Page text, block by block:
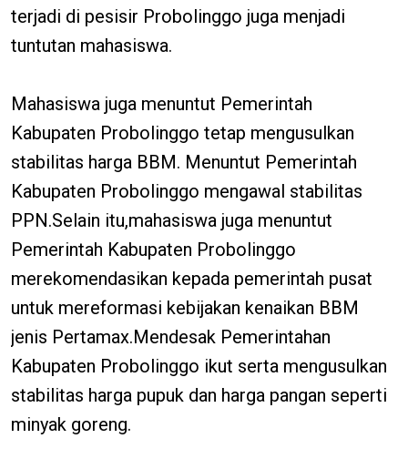
terjadi di pesisir Probolinggo juga menjadi
tuntutan mahasiswa.
Mahasiswa juga menuntut Pemerintah
Kabupaten Probolinggo tetap mengusulkan
stabilitas harga BBM. Menuntut Pemerintah
Kabupaten Probolinggo mengawal stabilitas
PPN.Selain itu,mahasiswa juga menuntut
Pemerintah Kabupaten Probolinggo
merekomendasikan kepada pemerintah pusat
untuk mereformasi kebijakan kenaikan BBM
jenis Pertamax.Mendesak Pemerintahan
Kabupaten Probolinggo ikut serta mengusulkan
stabilitas harga pupuk dan harga pangan seperti
minyak goreng.